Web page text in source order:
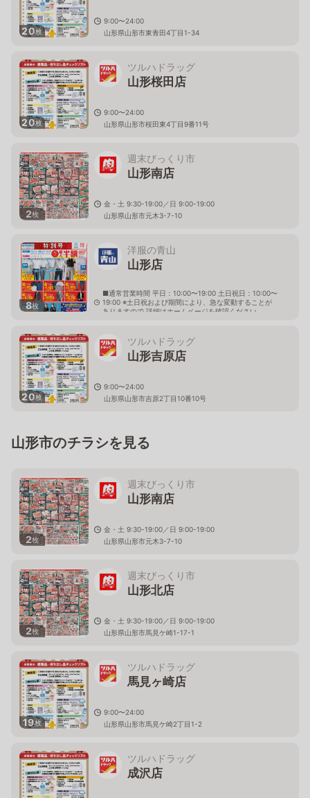
20枚
9:00〜24:00
山形県山形市東青田4丁目1-34
20枚
ツルハドラッグ
山形桜田店
9:00〜24:00
山形県山形市桜田東4丁目9番11号
2枚
週末びっくり市
山形南店
金・土 9:30-19:00／日 9:00-19:00
山形県山形市元木3-7-10
8枚
洋服の青山
山形店
■通常営業時間 平日：10:00〜19:00 土日祝日：10:00〜
19:00 ※土日祝および期間により、急な変動することが
ありますので 詳細はホームページを確認ください
20枚
ツルハドラッグ
山形吉原店
9:00〜24:00
山形県山形市吉原2丁目10番10号
山形市のチラシを見る
2枚
週末びっくり市
山形南店
金・土 9:30-19:00／日 9:00-19:00
山形県山形市元木3-7-10
2枚
週末びっくり市
山形北店
金・土 9:30-19:00／日 9:00-19:00
山形県山形市馬見ケ崎1-17-1
19枚
ツルハドラッグ
馬見ヶ崎店
9:00〜24:00
山形県山形市馬見ケ崎2丁目1-2
ツルハドラッグ
成沢店